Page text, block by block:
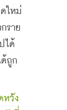
ใหม่
ราย
ได้
ถูก
หวัง